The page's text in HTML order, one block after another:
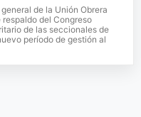
de la Unión Obrera
del Congreso
de las seccionales de
período de gestión al